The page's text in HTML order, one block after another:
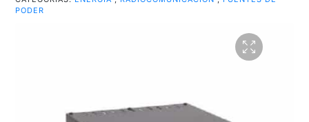
PODER